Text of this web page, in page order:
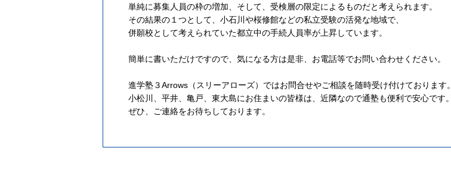
単純に募集人員の枠の増加、そして、受検層の限定によるものだと考えられます。
その結果の１つとして、小石川や桜修館などの私立受験の活発な地域で、
併願校として考えられていた都立中の手続人員率が上昇しています。
簡単に書いただけですので、気になる方は是非、お電話等でお問い合わせください。
進学塾３Arrows（スリーアローズ）ではお問合せやご相談を随時受け付けております。
小松川、平井、亀戸、東大島にお住まいの皆様は、近隣なので通塾も便利で安心です。
ぜひ、ご連絡をお待ちしております。